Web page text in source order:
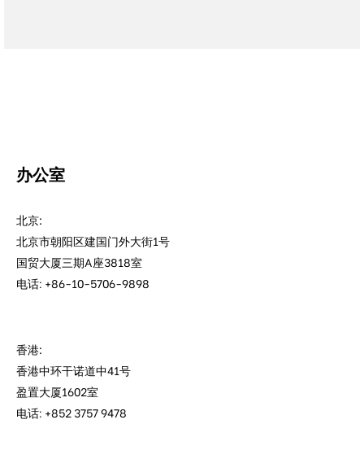
办公室
北京:
北京市朝阳区建国门外大街1号
国贸大厦三期A座3818室
电话: +86-10-5706-9898
香港:
香港中环干诺道中41号
盈置大厦1602室
电话: +852 3757 9478